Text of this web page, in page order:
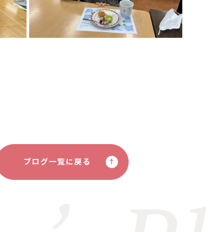
ブログ一覧に戻る